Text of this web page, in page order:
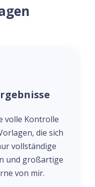
volle Kontrolle
die sich
vollständige
und großartige
von mir.